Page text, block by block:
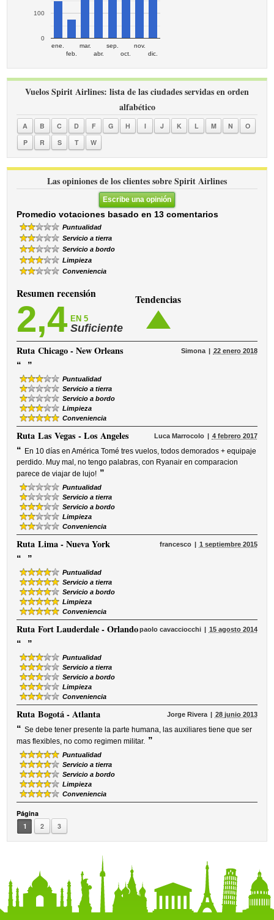
ene.
feb.
mar.
abr.
sep.
oct.
nov.
dic.
0
100
Vuelos Spirit Airlines: lista de las ciudades servidas en orden
alfabético
A B C D F G H I J K L M N
O
P
R S T W
Las opiniones de los clientes sobre Spirit Airlines
Escribe una opinión
Promedio votaciones basado en 13 comentarios
Puntualidad
Servicio a tierra
Servicio a bordo
Limpieza
Conveniencia
Resumen recensión
2,4 EN 5
Suficiente
Tendencias
RutaChicago - New Orleans Simona 22 enero 2018
“ ”
Puntualidad
Servicio a tierra
Servicio a bordo
Limpieza
Conveniencia
RutaLas Vegas - Los Angeles Luca Marrocolo 4 febrero 2017
“ En 10 días en América Tomé tres vuelos, todos demorados + equipaje
perdido. Muy mal, no tengo palabras, con Ryanair en comparacion
parece de viajar de lujo! ”
Puntualidad
Servicio a tierra
Servicio a bordo
Limpieza
Conveniencia
RutaLima - Nueva York francesco 1 septiembre 2015
“ ”
Puntualidad
Servicio a tierra
Servicio a bordo
Limpieza
Conveniencia
RutaFort Lauderdale - Orlandopaolo cavacciocchi 15 agosto 2014
“ ”
Puntualidad
Servicio a tierra
Servicio a bordo
Limpieza
Conveniencia
RutaBogotá - Atlanta Jorge Rivera 28 junio 2013
“ Se debe tener presente la parte humana, las auxiliares tiene que ser
mas flexibles, no como regimen militar. ”
Puntualidad
Servicio a tierra
Servicio a bordo
Limpieza
Conveniencia
Página
1
2 3